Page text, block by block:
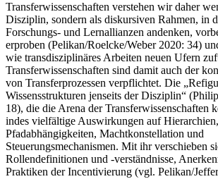
Transferwissenschaften verstehen wir daher
Disziplin, sondern als diskursiven Rahmen, in
Forschungs- und Lernallianzen andenken,
erproben (Pelikan/Roelcke/Weber 2020: 34)
wie transdisziplinäres Arbeiten neuen Ufern
Transferwissenschaften sind damit auch der
von Transferprozessen verpflichtet. Die
Wissensstrukturen jenseits der Disziplin“ (
18), die die Arena der Transferwissenschaften
indes vielfältige Auswirkungen auf Hierarchien,
Pfadabhängigkeiten, Machtkonstellation und
Steuerungsmechanismen. Mit ihr verschieben
Rollendefinitionen und -verständnisse,
Praktiken der Incentivierung (vgl. Pelikan/